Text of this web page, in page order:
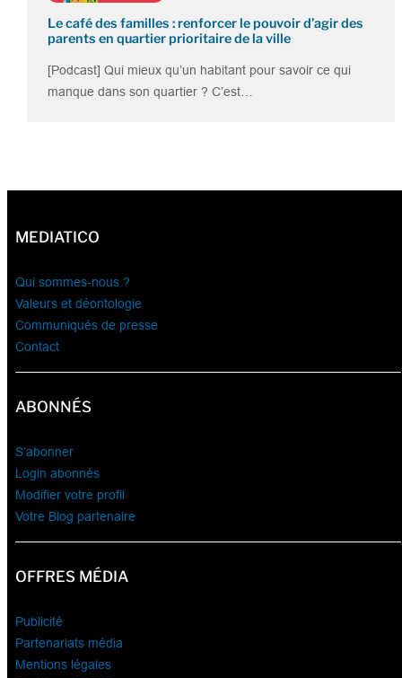
Le café des familles : renforcer le pouvoir d’agir des
parents en quartier prioritaire de la ville
[Podcast] Qui mieux qu’un habitant pour savoir ce qui
manque dans son quartier ? C’est…
MEDIATICO
Qui sommes-nous ?
Valeurs et déontologie
Communiqués de presse
Contact
ABONNÉS
S’abonner
Login abonnés
Modifier votre profil
Votre Blog partenaire
OFFRES MÉDIA
Publicité
Partenariats média
Mentions légales